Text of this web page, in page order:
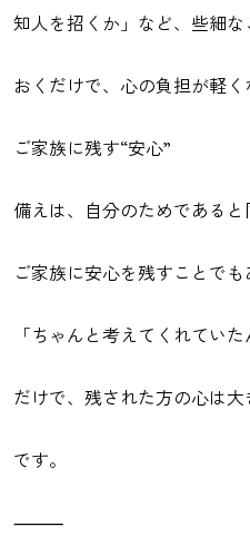
知人を招くか」など、些細
おくだけで、心の負担が軽く
ご家族に残す“安心”
備えは、自分のためである
ご家族に安心を残すことでも
「ちゃんと考えてくれてい
だけで、残された方の心は
です。
⸻